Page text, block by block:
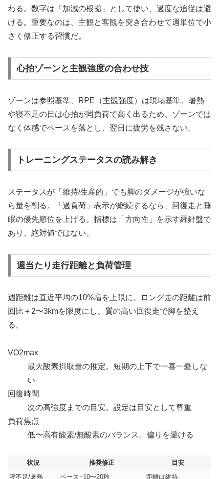
わる。数字は「加減の根拠」として使い、過度な追従は避
ける。重要なのは、主観と客観を突き合わせて週単位で小
さく修正する習慣だ。
心拍ゾーンと主観強度の合わせ技
ゾーンは参照基準、RPE（主観強度）は現場基準。暑熱
や寝不足の日は心拍が同負荷で高く出るため、ゾーンでは
なく体感でペースを落とし、翌日に疲労を残さない。
トレーニングステータスの読み解き
ステータスが「維持/生産的」でも脚のダメージが強いな
ら量を削る。「過負荷」表示が継続するなら、回復走と睡
眠の優先順位を上げる。指標は「方向性」を示す羅針盤で
あり、絶対値ではない。
週当たり走行距離と負荷管理
週距離は直近平均の10%増を上限に。ロング走の距離は前
回比＋2〜3kmを限度にし、質の高い回復走で脚を整え
る。
VO2max
最大酸素摂取量の推定。短期の上下で一喜一憂しな
い
回復時間
次の高強度までの目安。設定は目安として尊重
負荷焦点
低〜高有酸素/無酸素のバランス。偏りを避ける
状況 推奨修正
目安
寝不足/暑熱
ペース−10〜20秒 距離は維持